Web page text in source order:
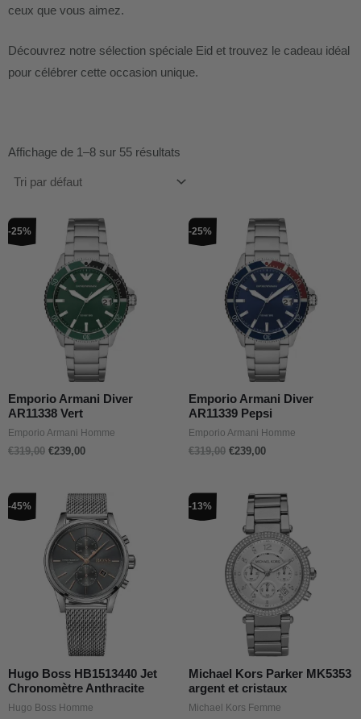
ceux que vous aimez.
Découvrez notre sélection spéciale Eid et trouvez le cadeau idéal
pour célébrer cette occasion unique.
Affichage de 1–8 sur 55 résultats
-25%
Emporio Armani Diver
AR11338 Vert
Emporio Armani Homme
€319,00
initial
était :
€319,00.
€239,00
Le
prix
actuel
est :
€239,00.
-25%
Emporio Armani Diver
AR11339 Pepsi
Emporio Armani Homme
€319,00
initial
était :
€319,00.
€239,00
Le
prix
actuel
est :
€239,00.
-45%
Hugo Boss HB1513440 Jet
Chronomètre Anthracite
Hugo Boss Homme
prix
initial
était :
€399,00.
Le
prix
actuel
est :
€219,00.
-13%
Michael Kors Parker MK5353
argent et cristaux
Michael Kors Femme
prix
initial
était :
€299,00.
Le
prix
actuel
est :
€259,00.